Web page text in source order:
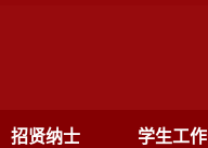
招贤纳士 学生工作